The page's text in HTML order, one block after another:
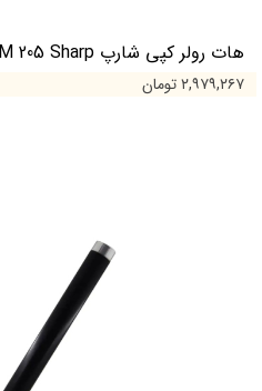
هات رولر کپی شارپ AR-M 205 Sharp
۲,۹۷۹,۲۶۷ تومان